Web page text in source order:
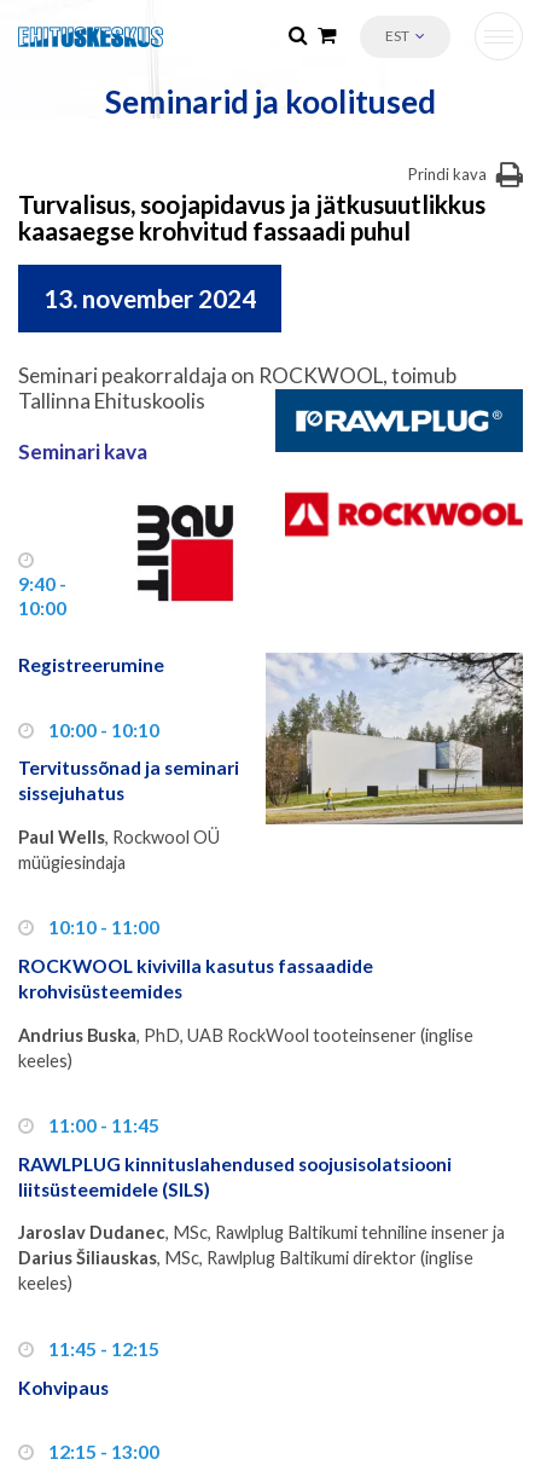
EST
Seminarid ja koolitused
Prindi kava
Turvalisus, soojapidavus ja jätkusuutlikkus
kaasaegse krohvitud fassaadi puhul
13. november 2024
Seminari peakorraldaja on ROCKWOOL, toimub
Tallinna Ehituskoolis
Seminari kava
9:40 -
10:00
Registreerumine
10:00 - 10:10
Tervitussõnad ja seminari
sissejuhatus
Paul Wells, Rockwool OÜ
müügiesindaja
10:10 - 11:00
ROCKWOOL kivivilla kasutus fassaadide
krohvisüsteemides
Andrius Buska, PhD, UAB RockWool tooteinsener (inglise
keeles)
11:00 - 11:45
RAWLPLUG kinnituslahendused soojusisolatsiooni
liitsüsteemidele (SILS)
Jaroslav Dudanec, MSc, Rawlplug Baltikumi tehniline insener ja
Darius Šiliauskas, MSc, Rawlplug Baltikumi direktor (inglise
keeles)
11:45 - 12:15
Kohvipaus
12:15 - 13:00